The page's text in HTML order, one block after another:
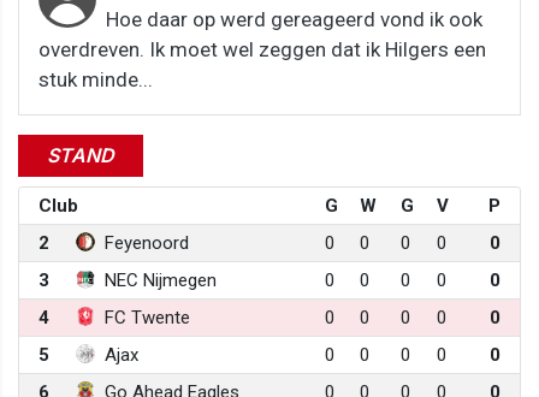
Hoe daar op werd gereageerd vond ik ook
overdreven. Ik moet wel zeggen dat ik Hilgers een
stuk minde...
STAND
Club G W G V
P
2
Feyenoord 0 0 0 0
0
3
NEC Nijmegen 0 0 0 0
0
4
FC Twente 0 0 0 0
0
5
Ajax 0 0 0 0
0
6
Go Ahead Eagles 0 0 0 0 0